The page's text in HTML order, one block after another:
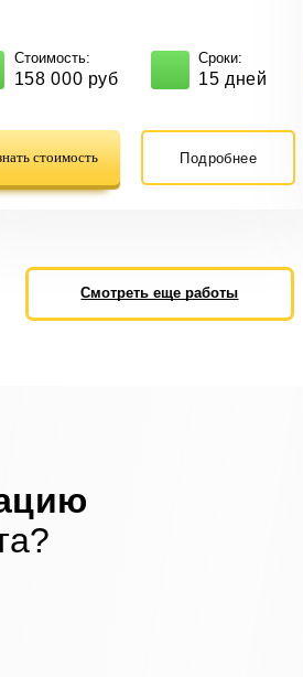
Стоимость:
158 000 руб
Сроки:
15 дней
стоимость Подробнее
Смотреть еще работы